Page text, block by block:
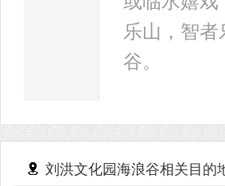
乐山，智者
谷。
刘洪文化园海浪谷相关目的